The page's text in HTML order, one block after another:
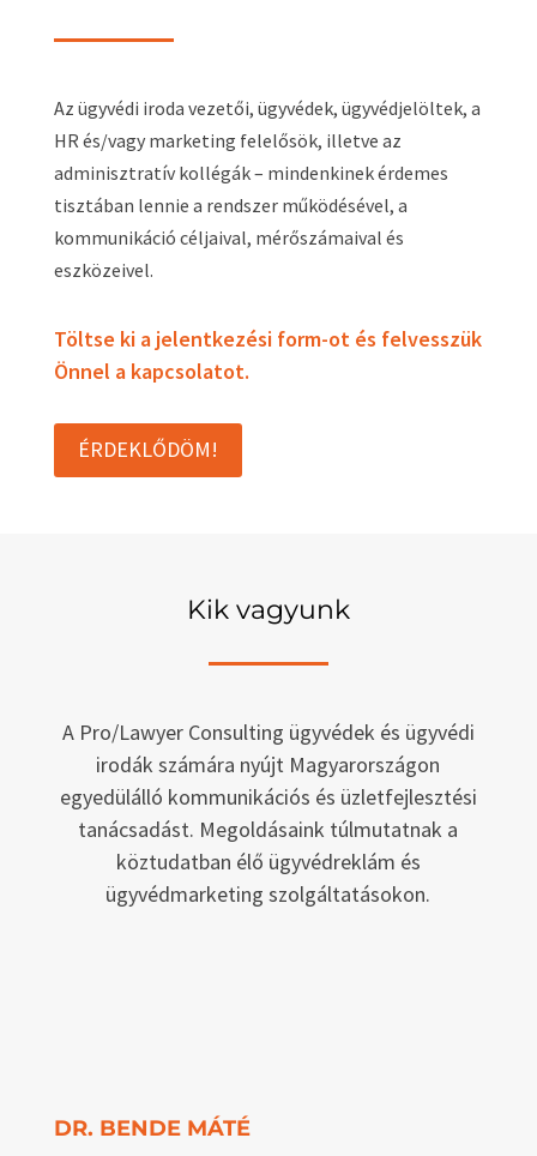
Az ügyvédi iroda vezetői, ügyvédek, ügyvédjelöltek, a
HR és/vagy marketing felelősök, illetve az
adminisztratív kollégák – mindenkinek érdemes
tisztában lennie a rendszer működésével, a
kommunikáció céljaival, mérőszámaival és
eszközeivel.
Töltse ki a jelentkezési form-ot és felvesszük
Önnel a kapcsolatot.
ÉRDEKLŐDÖM!
Kik vagyunk
A Pro/Lawyer Consulting ügyvédek és ügyvédi
irodák számára nyújt Magyarországon
egyedülálló kommunikációs és üzletfejlesztési
tanácsadást. Megoldásaink túlmutatnak a
köztudatban élő ügyvédreklám és
ügyvédmarketing szolgáltatásokon.
DR. BENDE MÁTÉ